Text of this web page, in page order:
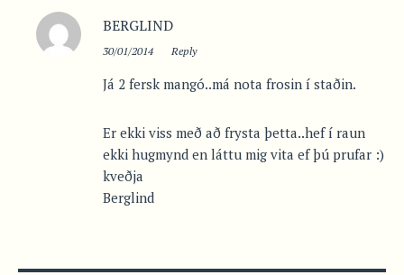
BERGLIND
30/01/2014 Reply
Já 2 fersk mangó..má nota frosin í staðin.
Er ekki viss með að frysta þetta..hef í raun
ekki hugmynd en láttu mig vita ef þú prufar :)
kveðja
Berglind